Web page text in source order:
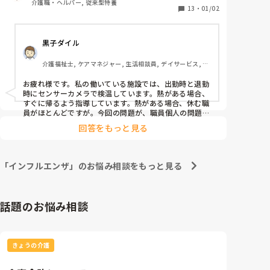
繰り返しになりますが、上司は現実から目を背けて何
転職も考えていないので、現状が変わることはないの
ですが、せめて皆さんに気持ちを知って頂きたく投稿
させて頂きました。
検査後インフルだと発覚。
幸いまわりに移ることなく済みましたが、これまで以
介護職・ヘルパー, 従来型特養
13 ・ 01/02
黒子ダイル
介護福祉士, ケアマネジャー, 生活相談員, デイサービス, ユ
お疲れ様です。私の働いている施設では、出勤時と退勤
時にセンサーカメラで検温しています。熱がある場合、
すぐに帰るよう指導しています。熱がある場合、休む職
員がほとんどですが。今回の問題が、職員個人の問題で
あれば、個別指導が必要かと。休むことにより業務が滞
り、他のスタッフの迷惑になるのは事実かもしれません
回答をもっと見る
「インフルエンザ」のお悩み相談をもっと見る
話題のお悩み相談
きょうの介護